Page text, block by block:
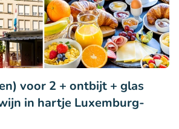
voor 2 + ontbijt + glas
in hartje Luxemburg-